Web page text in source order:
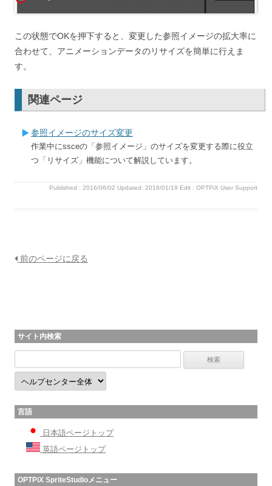
この状態でOKを押下すると、変更した参照イメージの拡大率に
合わせて、アニメーションデータのリサイズを簡単に行えま
す。
関連ページ
参照イメージのサイズ変更
作業中にssceの「参照イメージ」のサイズを変更する際に役立
つ「リサイズ」機能について解説しています。
Published : 2016/06/02 Updated: 2018/01/19 Edit : OPTPiX User Support
前のページに戻る
サイト内検索
言語
日本語ページトップ
英語ページトップ
OPTPiX SpriteStudioメニュー